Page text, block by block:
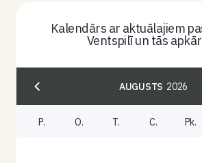
Kalendārs ar aktuālajiem
Ventspilī un tās
AUGUSTS 2026
P. O. T. C. Pk.